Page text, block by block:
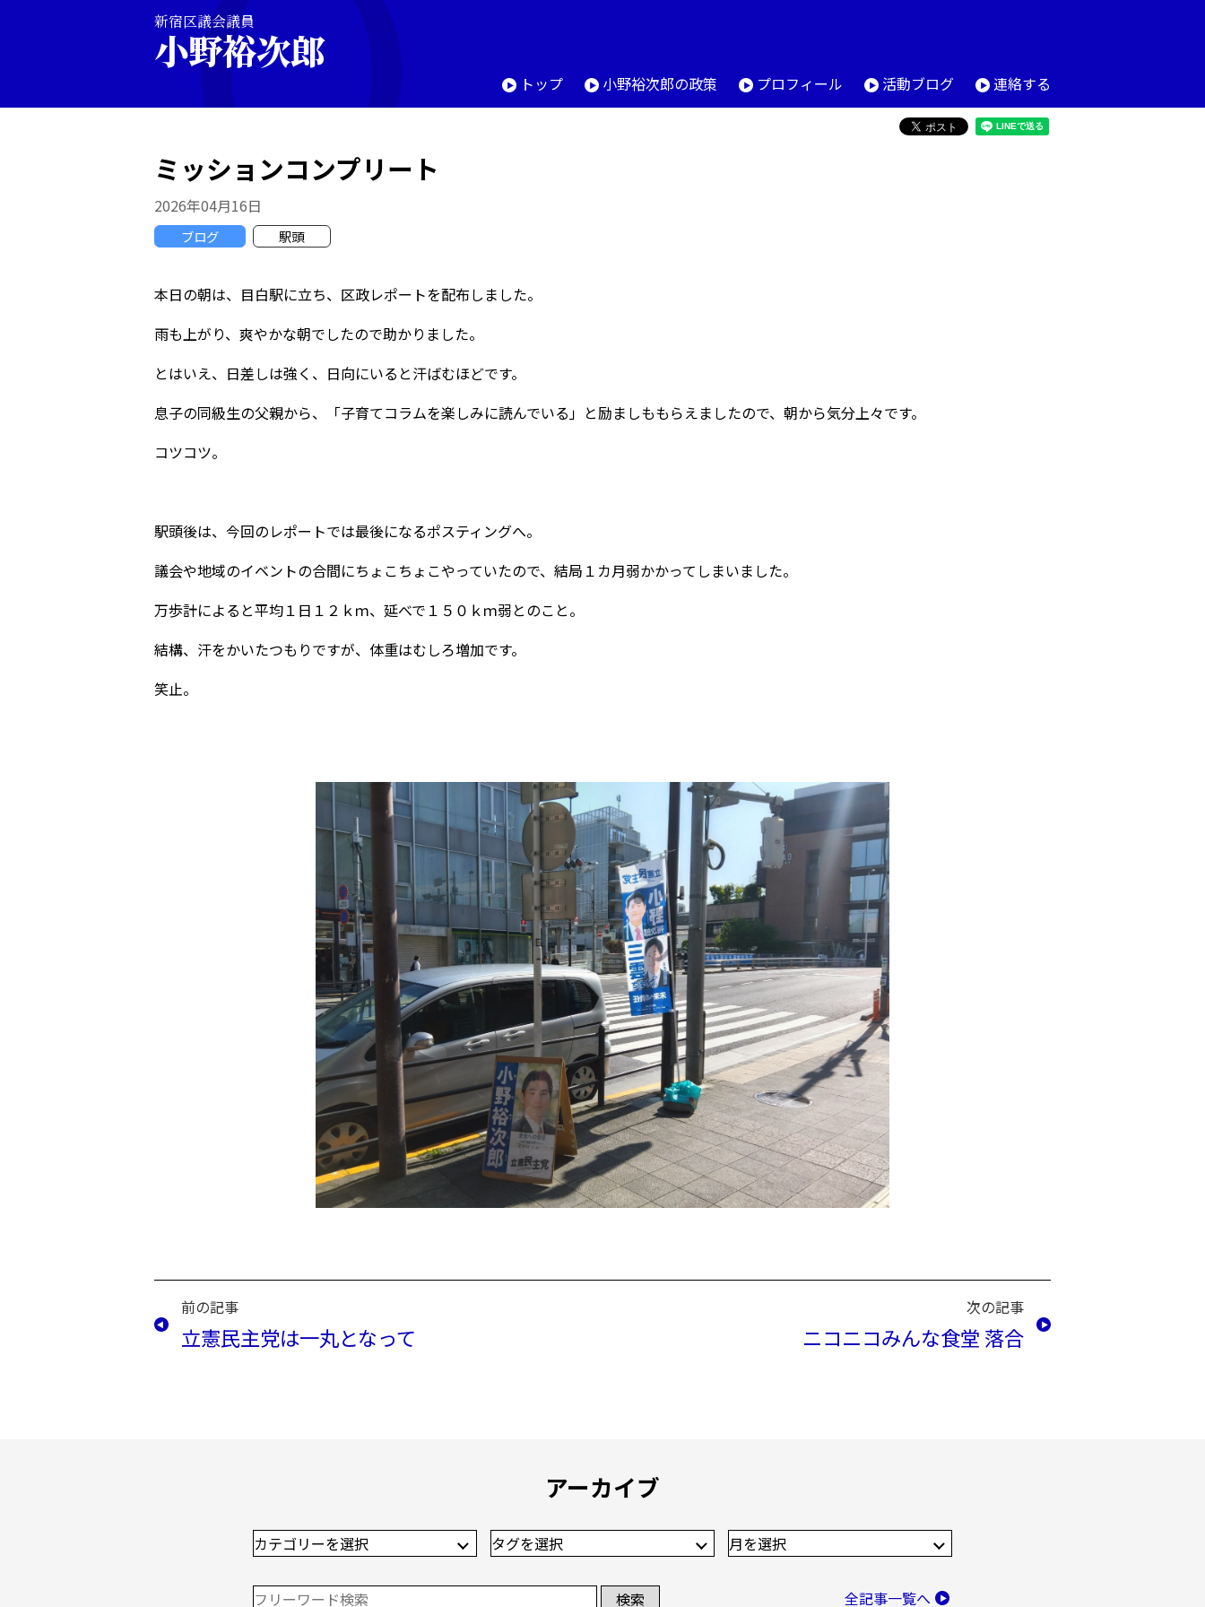
新宿区議会議員
小野裕次郎
トップ 小野裕次郎の政策 プロフィール 活動ブログ 連絡する
ミッションコンプリート
2026年04月16日
ブログ 駅頭
本日の朝は、目白駅に立ち、区政レポートを配布しました。
雨も上がり、爽やかな朝でしたので助かりました。
とはいえ、日差しは強く、日向にいると汗ばむほどです。
息子の同級生の父親から、「子育てコラムを楽しみに読んでいる」と励ましももらえましたので、朝から気分上々です。
コツコツ。
駅頭後は、今回のレポートでは最後になるポスティングへ。
議会や地域のイベントの合間にちょこちょこやっていたので、結局１カ月弱かかってしまいました。
万歩計によると平均１日１２ｋｍ、延べで１５０ｋｍ弱とのこと。
結構、汗をかいたつもりですが、体重はむしろ増加です。
笑止。
前の記事
立憲民主党は一丸となって
次の記事
ニコニコみんな食堂 落合
アーカイブ
全記事一覧へ